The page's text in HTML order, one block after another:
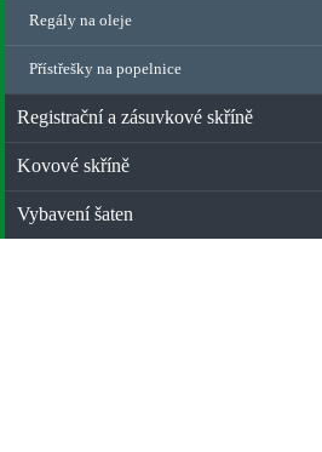
Regály na oleje
Přístřešky na popelnice
Registrační a zásuvkové skříně
Kovové skříně
Vybavení šaten